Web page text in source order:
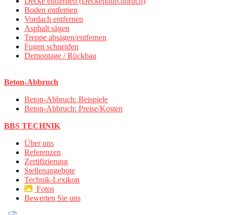
Boden entfernen
Vordach entfernen
Asphalt sägen
Treppe absägen/entfernen
Fugen schneiden
Demontage / Rückbau
Beton-Abbruch
Beton-Abbruch: Beispiele
Beton-Abbruch: Preise/Kosten
BBS TECHNIK
Über uns
Referenzen
Zertifizierung
Stellenangebote
Technik-Lexikon
Fotos
Bewerten Sie uns